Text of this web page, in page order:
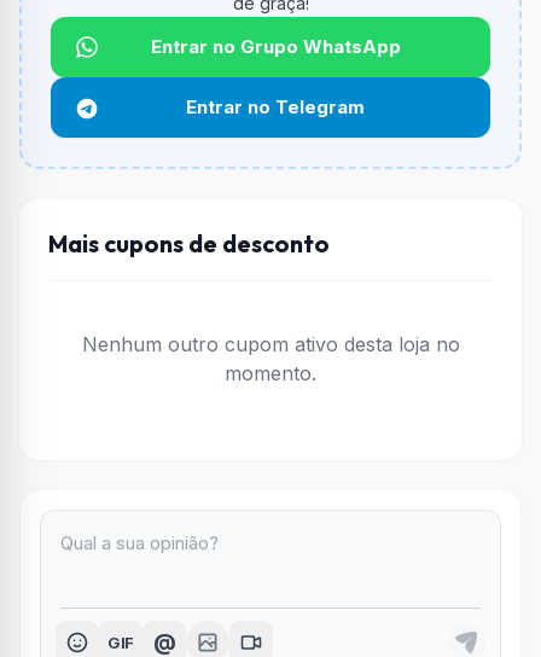
Qual é o desconto máximo?
Não informado ou sem limite.
Funciona em qualquer produto?
Não necessariamente. Depende de itens participantes
e alguns vendedores ou produtos especificos podem
Entrar no Grupo WhatsApp
Entrar no Telegram
Mais cupons de desconto
Nenhum outro cupom ativo desta loja no
momento.
GIF @